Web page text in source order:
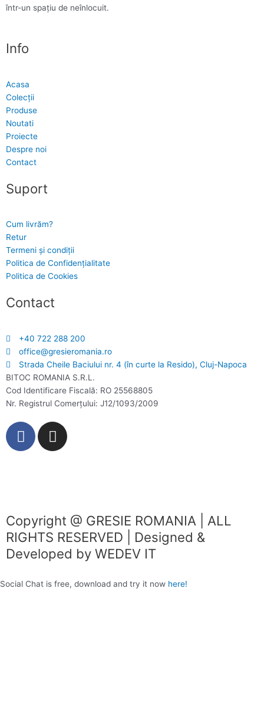
într-un spațiu de neînlocuit.
Info
Acasa
Colecții
Produse
Noutati
Proiecte
Despre noi
Contact
Suport
Cum livrăm?
Retur
Termeni și condiții
Politica de Confidențialitate
Politica de Cookies
Contact
+40 722 288 200
office@gresieromania.ro
Strada Cheile Baciului nr. 4 (în curte la Resido), Cluj-Napoca
BITOC ROMANIA S.R.L.
Cod Identificare Fiscală: RO 25568805
Nr. Registrul Comerţului: J12/1093/2009
F
a
o
k
I
n
r
a
m
Copyright @ GRESIE ROMANIA | ALL
RIGHTS RESERVED | Designed &
Developed by WEDEV IT
Social Chat is free, download and try it now here!